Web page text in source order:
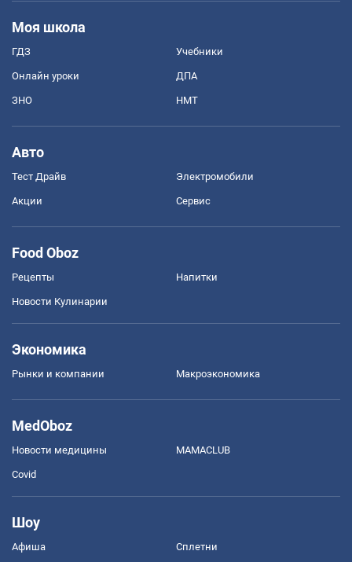
Моя школа
ГДЗ Учебники
Онлайн уроки ДПА
ЗНО НМТ
Авто
Тест Драйв Электромобили
Акции Сервис
Food Oboz
Рецепты Напитки
Новости Кулинарии
Экономика
Рынки и компании Mакроэкономика
MedOboz
Новости медицины MAMACLUB
Covid
Шоу
Афиша Сплетни